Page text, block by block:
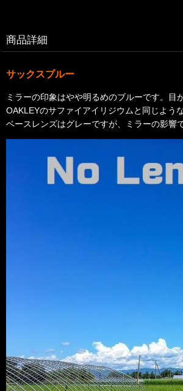
商品詳細
サックスブルー
ミラーの印象はやや明るめのブルーです。目
OAKLEYのサファイアイリジウムと同じよう
ベースレンズはグレーですが、ミラーの影響